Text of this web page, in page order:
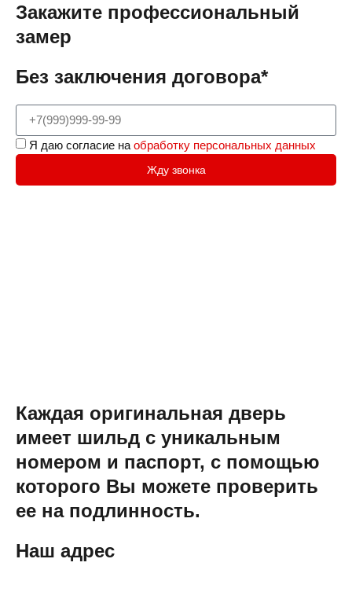
Закажите профессиональный
замер
Без заключения договора*
Я даю согласие на обработку персональных данных
Жду звонка
Каждая оригинальная дверь
имеет шильд с уникальным
номером и паспорт, с помощью
которого Вы можете проверить
ее на подлинность.
Наш адрес